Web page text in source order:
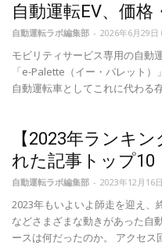
自動運転EV、価格
自動運転ラボ編集部 - 2026年6月29日
モビリティサービス専用の自動
「e-Palette（イー・パレット
自動運転車としてこれに代わる
【2023年ランキ
れた記事トップ10
自動運転ラボ編集部 - 2023年12月16
2023年もいよいよ師走を迎え、
などさまざまな動きがあった自
ースは何だったのか。 アクセス